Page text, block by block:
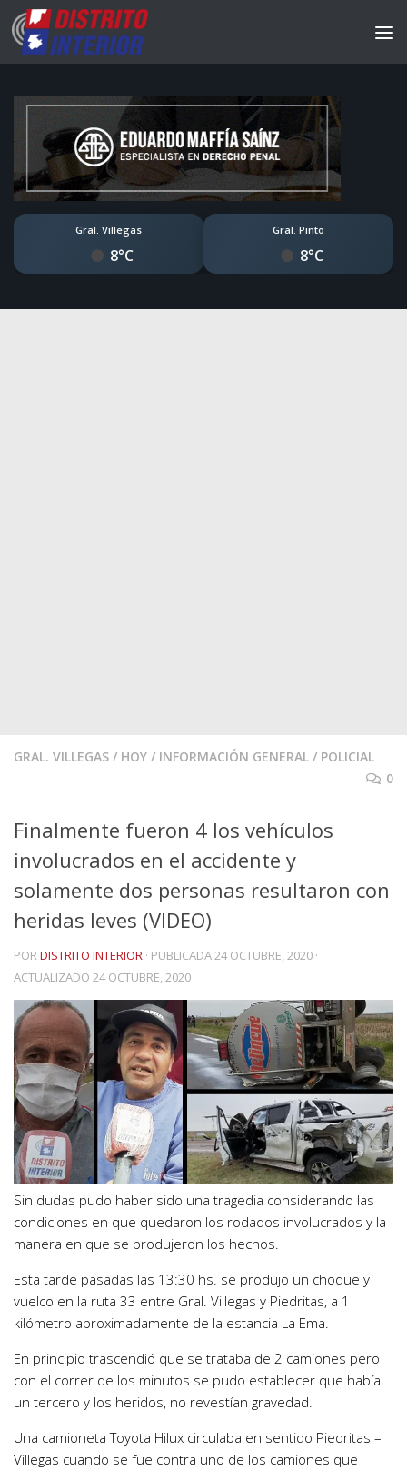
Gral. Villegas
8°C
Gral. Pinto
8°C
GRAL. VILLEGAS / HOY / INFORMACIÓN GENERAL / POLICIAL
0
Finalmente fueron 4 los vehículos
involucrados en el accidente y
solamente dos personas resultaron con
heridas leves (VIDEO)
PORDISTRITO INTERIOR · PUBLICADA24 OCTUBRE, 2020 ·
ACTUALIZADO 24 OCTUBRE, 2020
Sin dudas pudo haber sido una tragedia considerando las
condiciones en que quedaron los rodados involucrados y la
manera en que se produjeron los hechos.
Esta tarde pasadas las 13:30 hs. se produjo un choque y
vuelco en la ruta 33 entre Gral. Villegas y Piedritas, a 1
kilómetro aproximadamente de la estancia La Ema.
En principio trascendió que se trataba de 2 camiones pero
con el correr de los minutos se pudo establecer que había
un tercero y los heridos, no revestían gravedad.
Una camioneta Toyota Hilux circulaba en sentido Piedritas –
Villegas cuando se fue contra uno de los camiones que